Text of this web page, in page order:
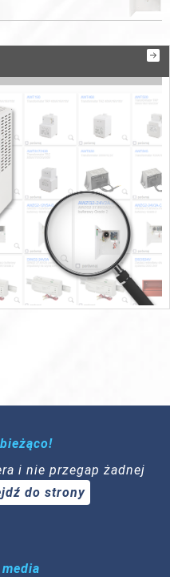
i nie przegap żadnej
do strony